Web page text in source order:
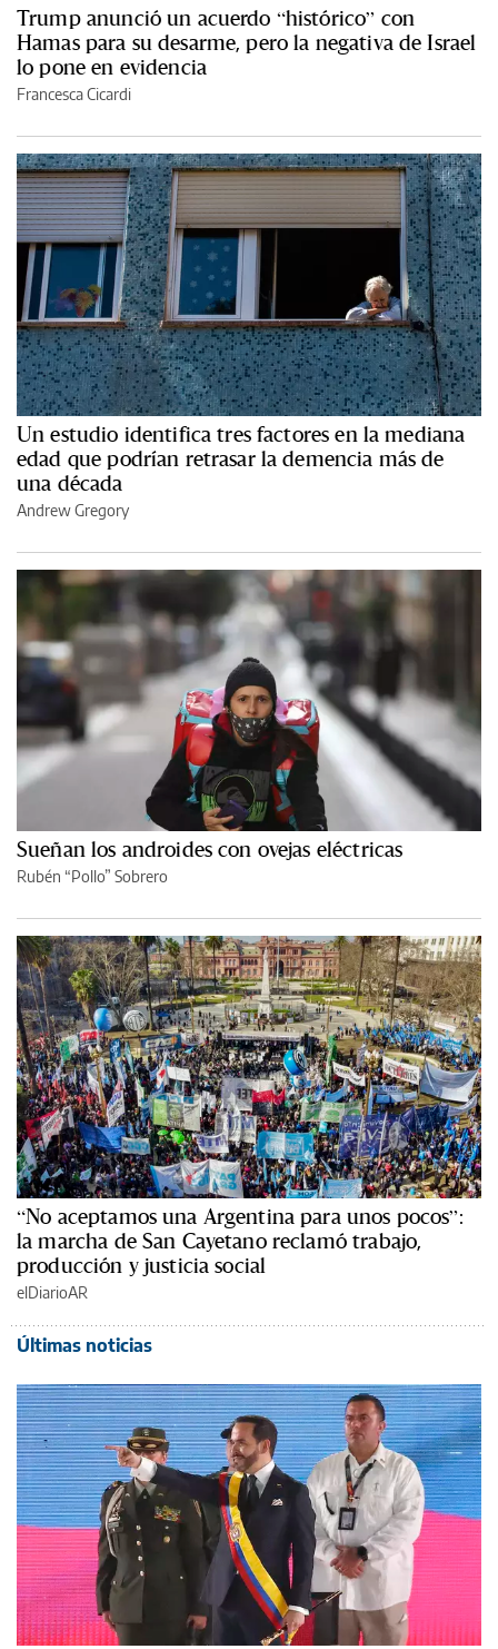
Trump anunció un acuerdo “histórico” con
Hamas para su desarme, pero la negativa de Israel
lo pone en evidencia
Francesca Cicardi
Un estudio identifica tres factores en la mediana
edad que podrían retrasar la demencia más de
una década
Andrew Gregory
Sueñan los androides con ovejas eléctricas
Rubén “Pollo” Sobrero
“No aceptamos una Argentina para unos pocos”:
la marcha de San Cayetano reclamó trabajo,
producción y justicia social
elDiarioAR
Últimas noticias